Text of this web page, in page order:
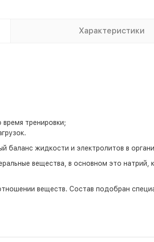
Характеристики
тренировки;
баланс жидкости и электролитов в
вещества, в основном это
веществ. Состав подобран